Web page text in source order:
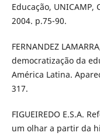
Educação,
2004. p.75-90.
FERNANDEZ
democratização da
América Latina.
317.
FIGUEIREDO E.S.A.
um olhar a partir da